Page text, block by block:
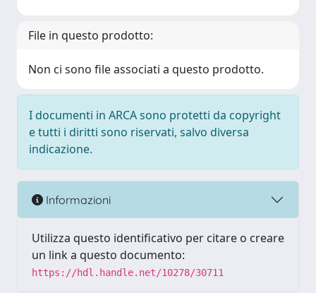
File in questo prodotto:
Non ci sono file associati a questo prodotto.
I documenti in ARCA sono protetti da copyright
e tutti i diritti sono riservati, salvo diversa
indicazione.
Informazioni
Utilizza questo identificativo per citare o creare
un link a questo documento:
https://hdl.handle.net/10278/30711